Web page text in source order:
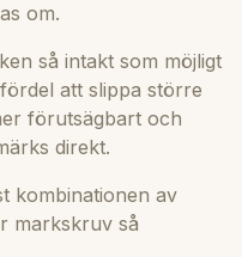
om.
så intakt som möjligt
att slippa större
förutsägbart och
direkt.
kombinationen av
markskruv så